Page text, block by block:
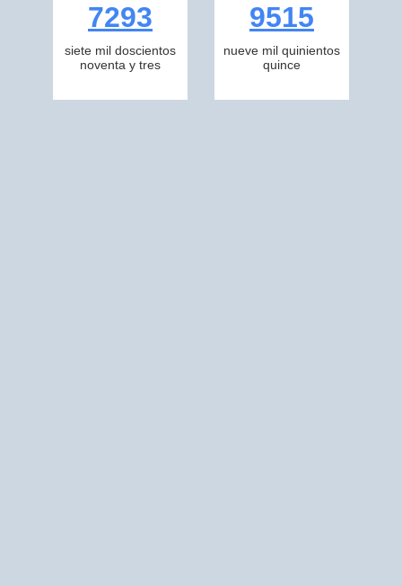
7293
siete mil doscientos
noventa y tres
9515
nueve mil quinientos
quince